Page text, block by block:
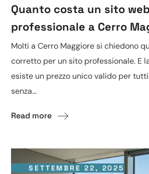
Quanto costa un sito web
professionale a Cerro
Molti a Cerro Maggiore si chiedono
corretto per un sito professionale. E
esiste un prezzo unico valido per
senza...
Read more
SETTEMBRE 22, 2025